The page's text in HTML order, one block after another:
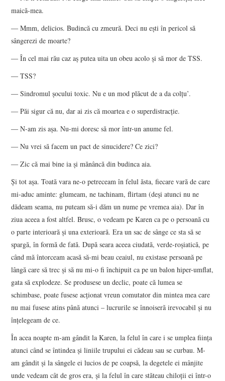
maică-mea.
― Mmm, delicios. Budincă cu zmeură. Deci nu ești în pericol să
sângerezi de moarte?
― În cel mai rău caz aș putea uita un obeu acolo și să mor de TSS.
― TSS?
― Sindromul șocului toxic. Nu e un mod plăcut de a da colțu’.
― Păi sigur că nu, dar ai zis că moartea e o superdistracție.
― N-am zis așa. Nu-mi doresc să mor într-un anume fel.
― Nu vrei să facem un pact de sinucidere? Ce zici?
― Zic că mai bine ia și mănâncă din budinca aia.
Și tot așa. Toată vara ne-o petreceam în felul ăsta, fiecare vară de care
mi-aduc aminte: glumeam, ne tachinam, flirtam (deși atunci nu ne
dădeam seama, nu puteam să-i dăm un nume pe vremea aia). Dar în
ziua aceea a fost altfel. Brusc, o vedeam pe Karen ca pe o persoană cu
o parte interioară și una exterioară. Era un sac de sânge ce sta să se
spargă, în formă de fată. După seara aceea ciudată, verde-roșiatică, pe
când mă întorceam acasă să-mi beau ceaiul, nu existase persoană pe
lângă care să trec și să nu mi-o fi închipuit ca pe un balon hiper-umflat,
gata să explodeze. Se produsese un declic, poate că lumea se
schimbase, poate fusese acționat vreun comutator din mintea mea care
nu mai fusese atins până atunci – lucrurile se înnoiseră irevocabil și nu
înțelegeam de ce.
În acea noapte m-am gândit la Karen, la felul în care i se umplea ființa
atunci când se întindea și liniile trupului ei cădeau sau se curbau. M-
am gândit și la sângele ei lucios de pe coapsă, la degetele ei mânjite
unde vedeam cât de gros era, și la felul în care stăteau chiloții ei într-o